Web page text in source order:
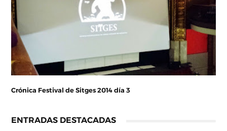
Crónica Festival de Sitges 2014 día 3
ENTRADAS DESTACADAS